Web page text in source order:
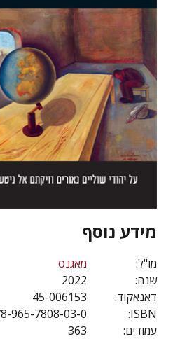
מידע נוסף
מו"ל:
מאגנס
שנה:
2022
דאנאקוד:
45-006153
ISBN:
965-7808-03-0
עמודים:
363